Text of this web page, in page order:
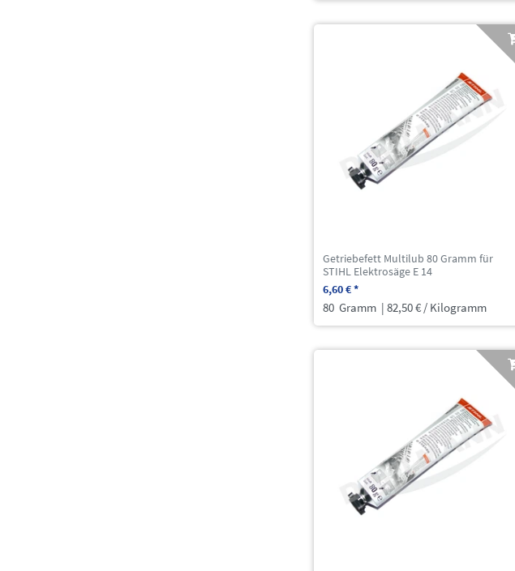
Getriebefett Multilub 80 Gramm für
STIHL Elektrosäge E 14
6,60 € *
80 Gramm | 82,50 € / Kilogramm